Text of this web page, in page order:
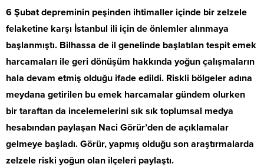
6 Şubat depreminin peşinden ihtimaller içinde bir zelzele
felaketine karşı İstanbul ili için de önlemler alınmaya
başlanmıştı. Bilhassa de il genelinde başlatılan tespit emek
harcamaları ile geri dönüşüm hakkında yoğun çalışmaların
hala devam etmiş olduğu ifade edildi. Riskli bölgeler adına
meydana getirilen bu emek harcamalar gündem olurken
bir taraftan da incelemelerini sık sık toplumsal medya
hesabından paylaşan Naci Görür’den de açıklamalar
gelmeye başladı. Görür, yapmış olduğu son araştırmalarda
zelzele riski yoğun olan ilçeleri paylaştı.